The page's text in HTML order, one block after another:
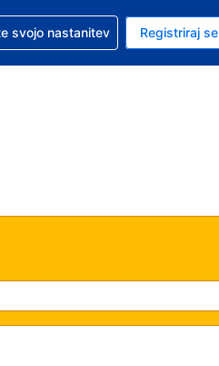
je ameriški dolar
jezik je Slovenščini
za pomoč pri rezervaciji
svojo nastanitev Registriraj se